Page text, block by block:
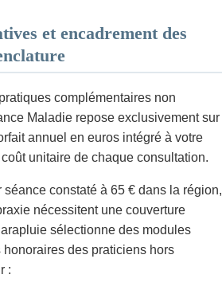
et encadrement des
complémentaires non
Maladie repose exclusivement sur
annuel en euros intégré à votre
unitaire de chaque consultation.
constaté à 65 € dans la région,
nécessitent une couverture
sélectionne des modules
des praticiens hors
: